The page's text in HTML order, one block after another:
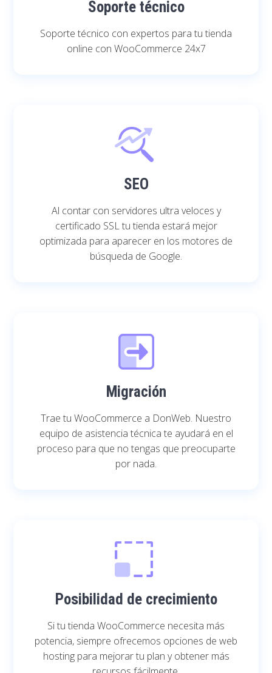
Soporte técnico
Soporte técnico con expertos para tu tienda
online con WooCommerce 24x7
SEO
Al contar con servidores ultra veloces y
certificado SSL tu tienda estará mejor
optimizada para aparecer en los motores de
búsqueda de Google.
Migración
Trae tu WooCommerce a DonWeb. Nuestro
equipo de asistencia técnica te ayudará en el
proceso para que no tengas que preocuparte
por nada.
Posibilidad de crecimiento
Si tu tienda WooCommerce necesita más
potencia, siempre ofrecemos opciones de web
hosting para mejorar tu plan y obtener más